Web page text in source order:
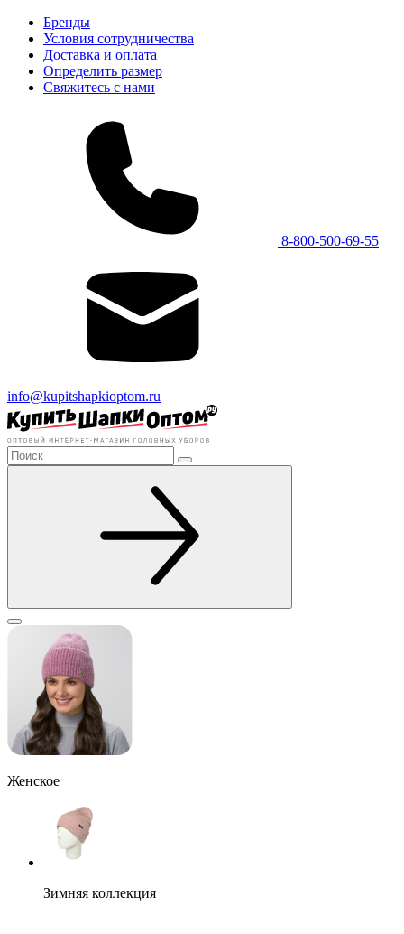
Бренды
Условия сотрудничества
Доставка и оплата
Определить размер
Свяжитесь с нами
8-800-500-69-55
info@kupitshapkioptom.ru
Женское
Зимняя коллекция